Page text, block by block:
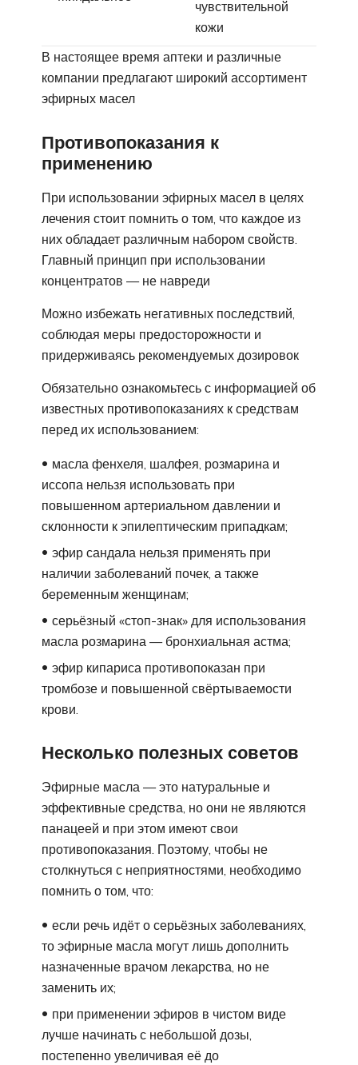
чувствительной
кожи
В настоящее время аптеки и различные
компании предлагают широкий ассортимент
эфирных масел
Противопоказания к
применению
При использовании эфирных масел в целях
лечения стоит помнить о том, что каждое из
них обладает различным набором свойств.
Главный принцип при использовании
концентратов — не навреди
Можно избежать негативных последствий,
соблюдая меры предосторожности и
придерживаясь рекомендуемых дозировок
Обязательно ознакомьтесь с информацией об
известных противопоказаниях к средствам
перед их использованием:
масла фенхеля, шалфея, розмарина и
иссопа нельзя использовать при
повышенном артериальном давлении и
склонности к эпилептическим припадкам;
эфир сандала нельзя применять при
наличии заболеваний почек, а также
беременным женщинам;
серьёзный «стоп-знак» для использования
масла розмарина — бронхиальная астма;
эфир кипариса противопоказан при
тромбозе и повышенной свёртываемости
крови.
Несколько полезных советов
Эфирные масла — это натуральные и
эффективные средства, но они не являются
панацеей и при этом имеют свои
противопоказания. Поэтому, чтобы не
столкнуться с неприятностями, необходимо
помнить о том, что:
если речь идёт о серьёзных заболеваниях,
то эфирные масла могут лишь дополнить
назначенные врачом лекарства, но не
заменить их;
при применении эфиров в чистом виде
лучше начинать с небольшой дозы,
постепенно увеличивая её до